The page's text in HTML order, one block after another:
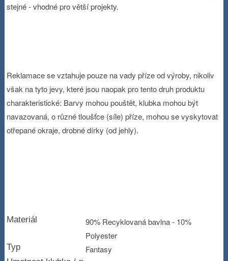
stejné - vhodné pro větší projekty.
Reklamace se vztahuje pouze na vady příze od výroby, nikoliv
však na tyto jevy, které jsou naopak pro tento druh produktu
charakteristické: Barvy mohou pouštět, klubka mohou být
navazovaná, o různé tloušťce (síle) příze, mohou se vyskytovat
otřepané okraje, drobné dírky (od jehly).
Materiál
90% Recyklovaná bavlna - 10%
Polyester
Typ Fantasy